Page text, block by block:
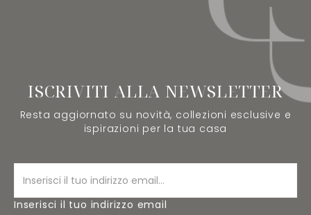
ISCRIVITI ALLA NEWSLETTER
Resta aggiornato su novità, collezioni esclusive e
ispirazioni per la tua casa
Inserisci il tuo indirizzo email